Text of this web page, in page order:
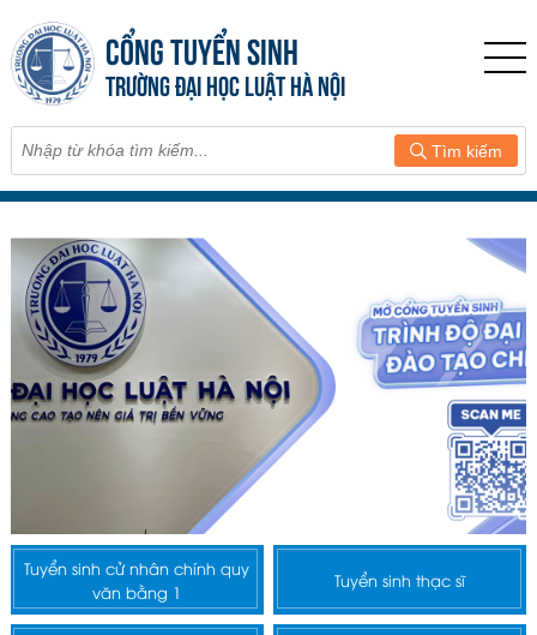
CỔNG TUYỂN SINH
TRƯỜNG ĐẠI HỌC LUẬT HÀ NỘI
Tìm kiếm
Tuyển sinh cử nhân chính quy
văn bằng 1
Tuyển sinh thạc sĩ